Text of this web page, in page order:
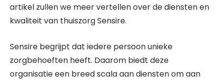
artikel zullen we meer vertellen over de diensten en
kwaliteit van thuiszorg Sensire.
Sensire begrijpt dat iedere persoon unieke
zorgbehoeften heeft. Daarom biedt deze
organisatie een breed scala aan diensten om aan